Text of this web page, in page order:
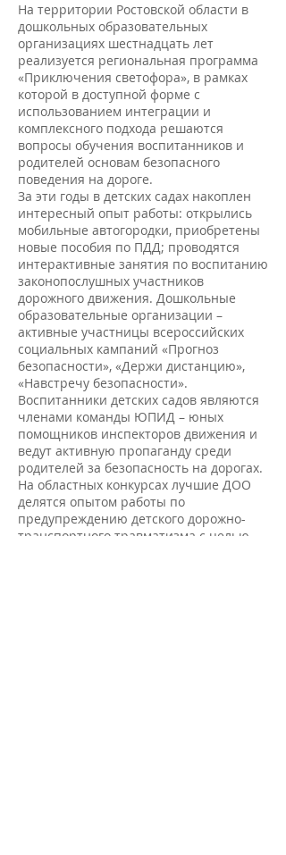
На территории Ростовской области в
дошкольных образовательных
организациях шестнадцать лет
реализуется региональная программа
«Приключения светофора», в рамках
которой в доступной форме с
использованием интеграции и
комплексного подхода решаются
вопросы обучения воспитанников и
родителей основам безопасного
поведения на дороге.
За эти годы в детских садах накоплен
интересный опыт работы: открылись
мобильные автогородки, приобретены
новые пособия по ПДД; проводятся
интерактивные занятия по воспитанию
законопослушных участников
дорожного движения. Дошкольные
образовательные организации –
активные участницы всероссийских
социальных кампаний «Прогноз
безопасности», «Держи дистанцию»,
«Навстречу безопасности».
Воспитанники детских садов являются
членами команды ЮПИД – юных
помощников инспекторов движения и
ведут активную пропаганду среди
родителей за безопасность на дорогах.
На областных конкурсах лучшие ДОО
делятся опытом работы по
предупреждению детского дорожно-
транспортного травматизма с целью